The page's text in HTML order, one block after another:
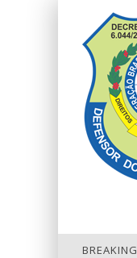
BREAKING